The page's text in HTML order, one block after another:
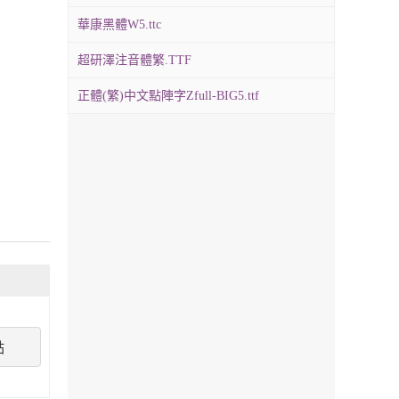
華康黑體W5.ttc
超研澤注音體繁.TTF
正體(繁)中文點陣字Zfull-BIG5.ttf